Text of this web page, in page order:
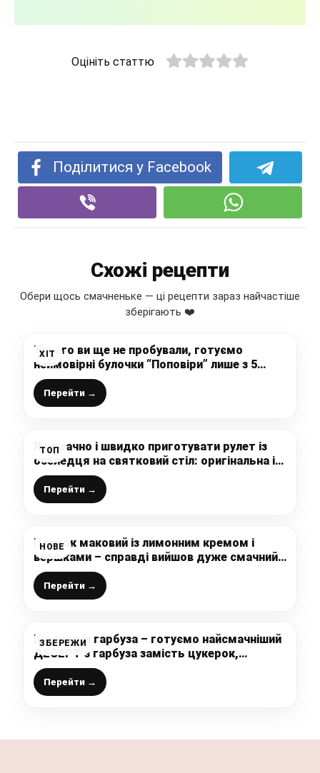
Оцініть статтю
Поділитися у Facebook
Схожі рецепти
Обери щось смачненьке — ці рецепти зараз найчастіше
зберігають ❤️
ХІТ
Такого ви ще не пробували, готуємо
неймовірні булочки “Поповіри” лише з 5
інгредієнтів, які завжди знайдуться під
рукою
Перейти →
ТОП
Як смачно і швидко приготувати рулет із
оселедця на святковий стіл: оригінальна і
дуже смачна закуска, яку оцінять всі
Перейти →
НОВЕ
Пляцок маковий із лимонним кремом і
вершками – справді вийшов дуже смачний,
для любителів випічки із кислинкою –
ідеальний варіант
Перейти →
ЗБЕРЕЖИ
Шедевр із гарбуза – готуємо найсмачніший
ДЕСЕРТ з гарбуза замість цукерок,
буквально за хвилини, важко повірити, що
це простий гарбуз
Перейти →